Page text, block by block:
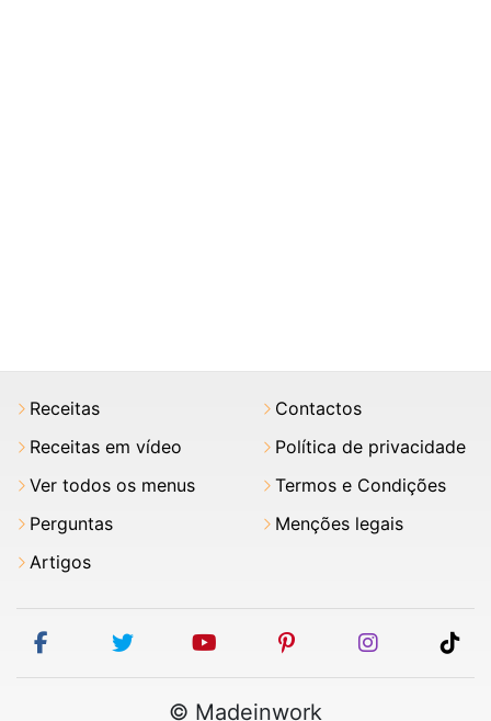
Receitas
Receitas em vídeo
Ver todos os menus
Perguntas
Artigos
Contactos
Política de privacidade
Termos e Condições
Menções legais
facebooktwitter youtubepinterestinstagram
© Madeinwork